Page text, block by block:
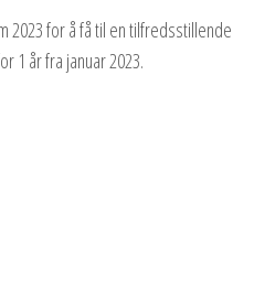
2023 for å få til en tilfredsstillende
1 år fra januar 2023.